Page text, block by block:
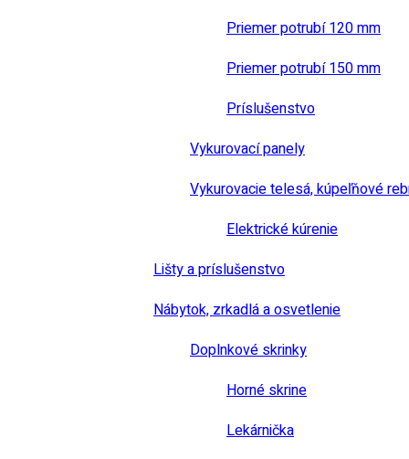
Priemer potrubí 120 mm
Priemer potrubí 150 mm
Príslušenstvo
Vykurovací panely
Vykurovacie telesá, kúpeľňové
Elektrické kúrenie
Lišty a príslušenstvo
Nábytok, zrkadlá a osvetlenie
Doplnkové skrinky
Horné skrine
Lekárnička